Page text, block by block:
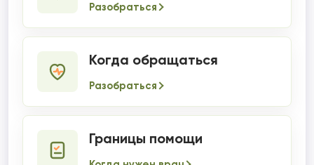
Разобраться
Когда обращаться
Разобраться
Границы помощи